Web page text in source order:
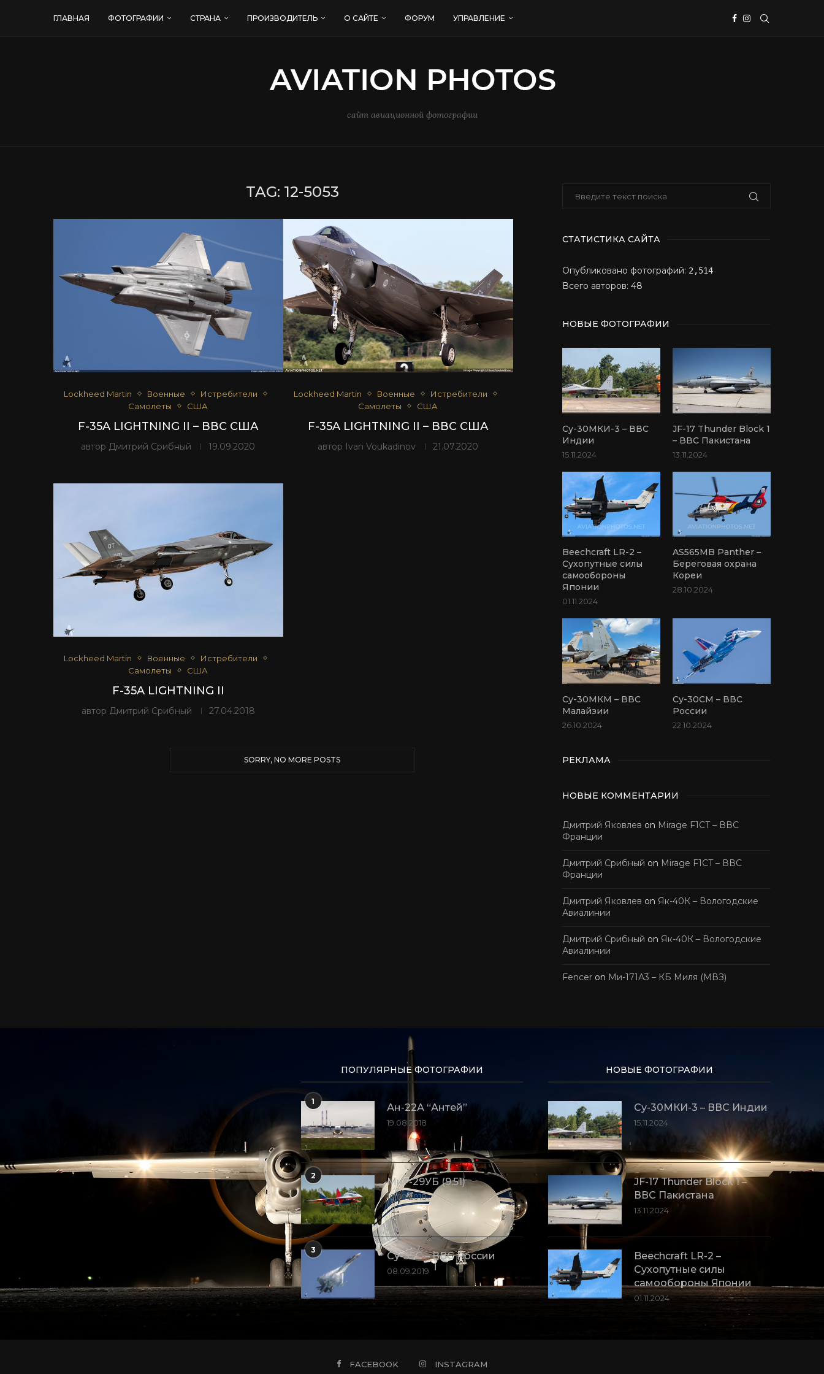
ГЛАВНАЯ ФОТОГРАФИИ СТРАНА ПРОИЗВОДИТЕЛЬ О САЙТЕ ФОРУМ УПРАВЛЕНИЕ
сайт авиационной фотографии
TAG: 12-5053
Lockheed Martin Военные
Истребители
Самолеты
США
F-35A LIGHTNING II – ВВС США
автор Дмитрий Срибный 19.09.2020
Lockheed Martin Военные
Истребители
Самолеты
США
F-35A LIGHTNING II – ВВС США
автор Ivan Voukadinov 21.07.2020
Lockheed Martin Военные
Истребители
Самолеты
США
F-35A LIGHTNING II
автор Дмитрий Срибный 27.04.2018
СТАТИСТИКА САЙТА
Опубликовано фотографий: 2,514
Всего авторов: 48
НОВЫЕ ФОТОГРАФИИ
Су-30МКИ-3 – ВВС
Индии
15.11.2024
JF-17 Thunder Block 1
– ВВС Пакистана
13.11.2024
Beechcraft LR-2 –
Сухопутные силы
самообороны
Японии
01.11.2024
AS565MB Panther –
Береговая охрана
Кореи
28.10.2024
Су-30МКМ – ВВС
Малайзии
26.10.2024
Су-30СМ – ВВС
России
22.10.2024
РЕКЛАМА
НОВЫЕ КОММЕНТАРИИ
Дмитрий Яковлев on Mirage F1CT – ВВС
Франции
Дмитрий Срибный on Mirage F1CT – ВВС
Франции
Дмитрий Яковлев on Як-40К – Вологодские
Авиалинии
Дмитрий Срибный on Як-40К – Вологодские
Авиалинии
Fencer on Ми-171А3 – КБ Миля (МВЗ)
ПОПУЛЯРНЫЕ ФОТОГРАФИИ
1
Ан-22А “Антей”
19.08.2018
2
МиГ-29УБ (9.51)
10.09.2018
3
Су-35С – ВВС России
08.09.2019
НОВЫЕ ФОТОГРАФИИ
Су-30МКИ-3 – ВВС Индии
15.11.2024
JF-17 Thunder Block 1 –
ВВС Пакистана
13.11.2024
Beechcraft LR-2 –
Сухопутные силы
самообороны Японии
01.11.2024
FACEBOOK INSTAGRAM